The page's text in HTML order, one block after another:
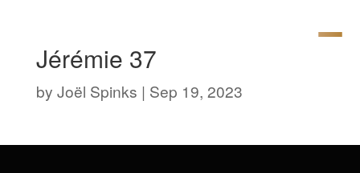
Jérémie 37
by Joël Spinks | Sep 19, 2023